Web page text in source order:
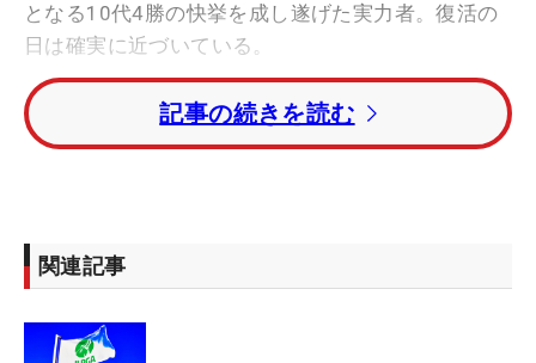
となる10代4勝の快挙を成し遂げた実力者。復活の
日は確実に近づいている。
最終18番パー5では、ティショットでしっかり距離
を稼ぎ、グリーン奥からの3打目を2メートルにピタ
のバーディだった。
17→18→39→16位とまずまずの順位が続いてい
記事の続きを読む
関連記事